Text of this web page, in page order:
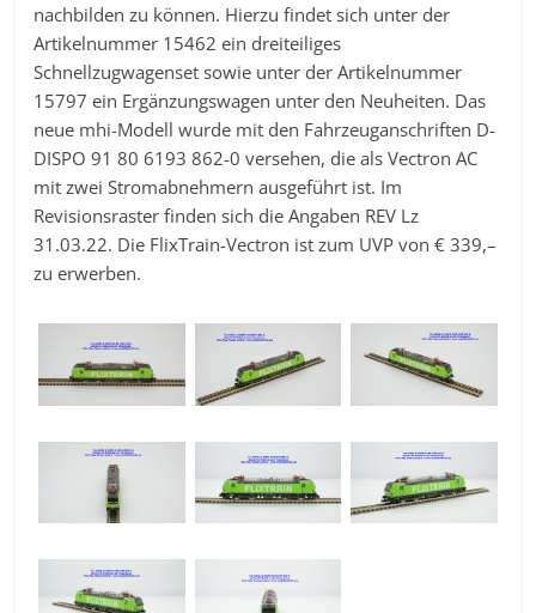
nachbilden zu können. Hierzu findet sich unter der
Artikelnummer 15462 ein dreiteiliges
Schnellzugwagenset sowie unter der Artikelnummer
15797 ein Ergänzungswagen unter den Neuheiten. Das
neue mhi-Modell wurde mit den Fahrzeuganschriften D-
DISPO 91 80 6193 862-0 versehen, die als Vectron AC
mit zwei Stromabnehmern ausgeführt ist. Im
Revisionsraster finden sich die Angaben REV Lz
31.03.22. Die FlixTrain-Vectron ist zum UVP von € 339,–
zu erwerben.